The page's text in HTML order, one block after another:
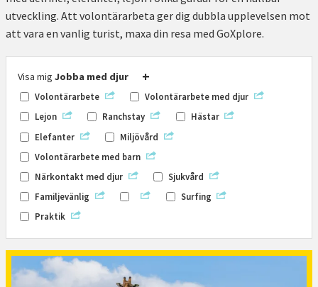
utveckling. Att volontärarbeta ger dig dubbla upplevelsen mot
att vara en vanlig turist, maxa din resa med GoXplore.
Visa mig Jobba med djur +
Volontärarbete
Volontärarbete med djur
Lejon
Ranchstay
Hästar
Elefanter
Miljövård
Volontärarbete med barn
Närkontakt med djur
Sjukvård
Familjevänlig
Surfing
Praktik